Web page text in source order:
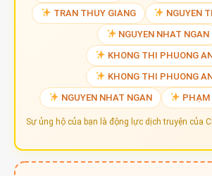
TRAN THUY GIANG
NGUYEN
NGUYEN NHAT NGAN
KHONG THI PHUONG
KHONG THI PHUONG
NGUYEN NHAT NGAN
PHẠM
Sự ủng hộ của bạn là động lực dịch truyện của